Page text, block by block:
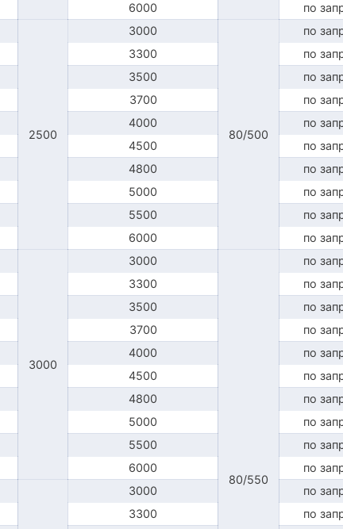
6000
по
2500
3000
80/500
по
3300
по
3500
по
3700
по
4000
по
4500
по
4800
по
5000
по
5500
по
6000
по
3000
3000
80/550
по
3300
по
3500
по
3700
по
4000
по
4500
по
4800
по
5000
по
5500
по
6000
по
3000
по
3300
по